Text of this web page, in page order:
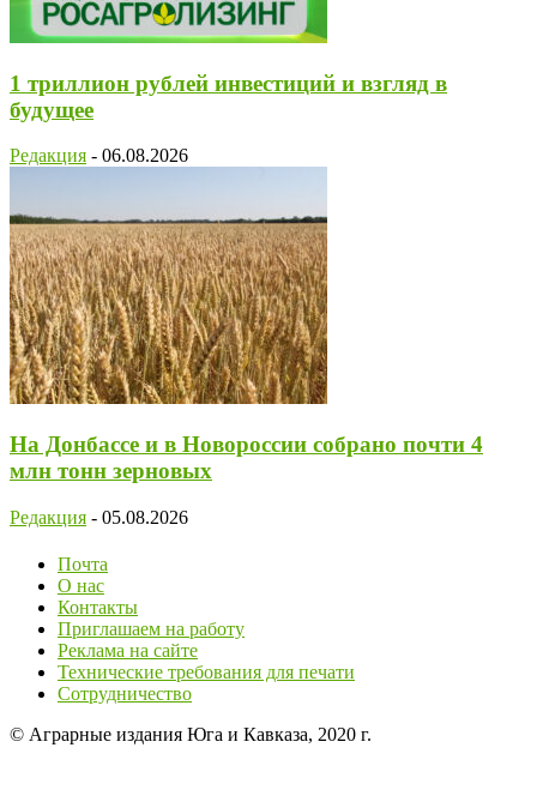
1 триллион рублей инвестиций и взгляд в
будущее
Редакция - 06.08.2026
На Донбассе и в Новороссии собрано почти 4
млн тонн зерновых
Редакция - 05.08.2026
Почта
О нас
Контакты
Приглашаем на работу
Реклама на сайте
Технические требования для печати
Сотрудничество
© Аграрные издания Юга и Кавказа, 2020 г.